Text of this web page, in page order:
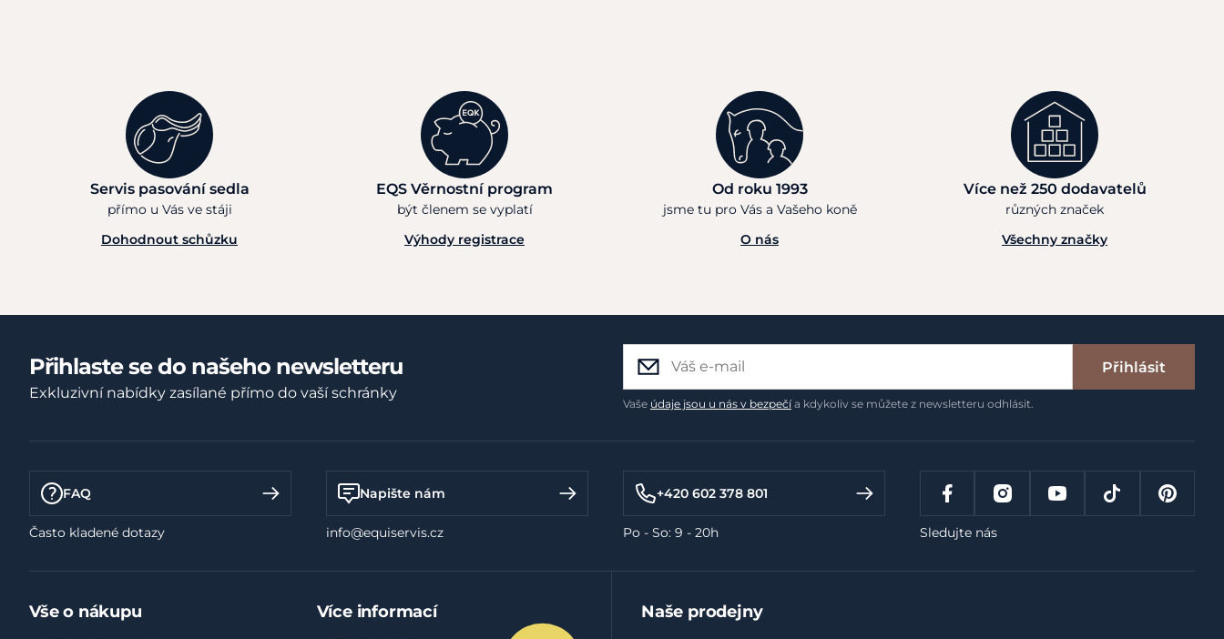
Servis pasování sedla
přímo u Vás ve stáji
Dohodnout schůzku
EQS Věrnostní program
být členem se vyplatí
Výhody registrace
Od roku 1993
jsme tu pro Vás a Vašeho koně
O nás
Více než 250 dodavatelů
různých značek
Všechny značky
Přihlaste se do našeho newsletteru
Exkluzivní nabídky zasílané přímo do vaší schránky
Přihlásit
Vaše údaje jsou u nás v bezpečía kdykoliv se můžete z newsletteru odhlásit.
FAQ
Často kladené dotazy
Napište nám
info@equiservis.cz
+420 602 378 801
Po - So: 9 - 20h Sledujte nás
Vše o nákupu Více informací Naše prodejny